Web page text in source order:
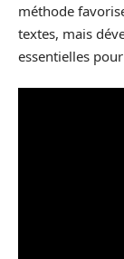
méthode
textes, mais
essentielles